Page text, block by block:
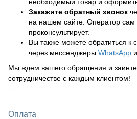
Закажите обратный звонок
на нашем сайте. Оператор сам
проконсультирует.
Вы также можете обратиться к
через мессенджеры WhatsApp и
Мы ждем вашего обращения и
сотрудничестве с каждым клиентом!
Оплата